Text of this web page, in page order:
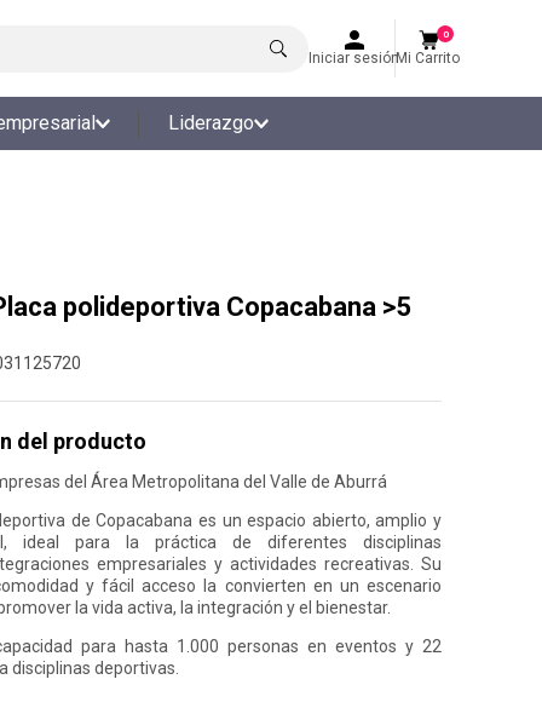
Iniciar sesiónMi Carrito
0
Liderazgo
polideportiva Copacabana >5
del producto
del Área Metropolitana del Valle de Aburrá
de Copacabana es un espacio abierto, amplio y
ideal para la práctica de diferentes disciplinas
empresariales y actividades recreativas. Su
y fácil acceso la convierten en un escenario
la vida activa, la integración y el bienestar.
para hasta 1.000 personas en eventos y 22
disciplinas deportivas.